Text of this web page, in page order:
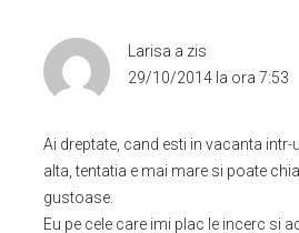
Larisa a zis
29/10/2014 la ora 7:53
Ai dreptate, cand esti in vacanta
alta, tentatia e mai mare si poate
gustoase.
Eu pe cele care imi plac le incerc si